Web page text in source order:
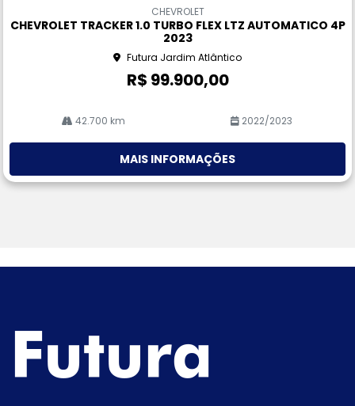
rtil
CHEVROLET
CHEVROLET TRACKER 1.0 TURBO FLEX LTZ AUTOMATICO 4P
2023
Futura Jardim Atlântico
R$ 99.900,00
42.700 km 2022/2023
MAIS INFORMAÇÕES